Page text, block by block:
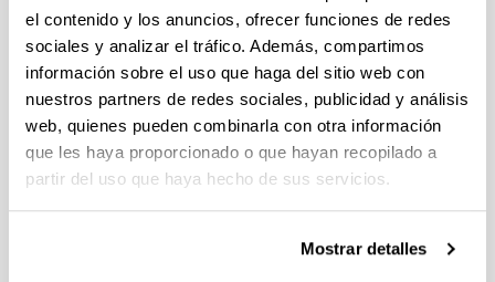
el contenido y los anuncios, ofrecer funciones de redes
sociales y analizar el tráfico. Además, compartimos
información sobre el uso que haga del sitio web con
nuestros partners de redes sociales, publicidad y análisis
web, quienes pueden combinarla con otra información
que les haya proporcionado o que hayan recopilado a
partir del uso que haya hecho de sus servicios.
Mostrar detalles
21/04/2026.
Las inscripciones se harán a través del Portal de Personal.
Documentos
(Abre una nueva ventana)
Convocatoria. Editor y administrador web(pdf,
140,88Kb)
(Abre una nueva ventana)
Ficha. Edicion de contenidos web(pdf, 162,61Kb)
Ficha. Administrador contenidos web( pdf, 119,74